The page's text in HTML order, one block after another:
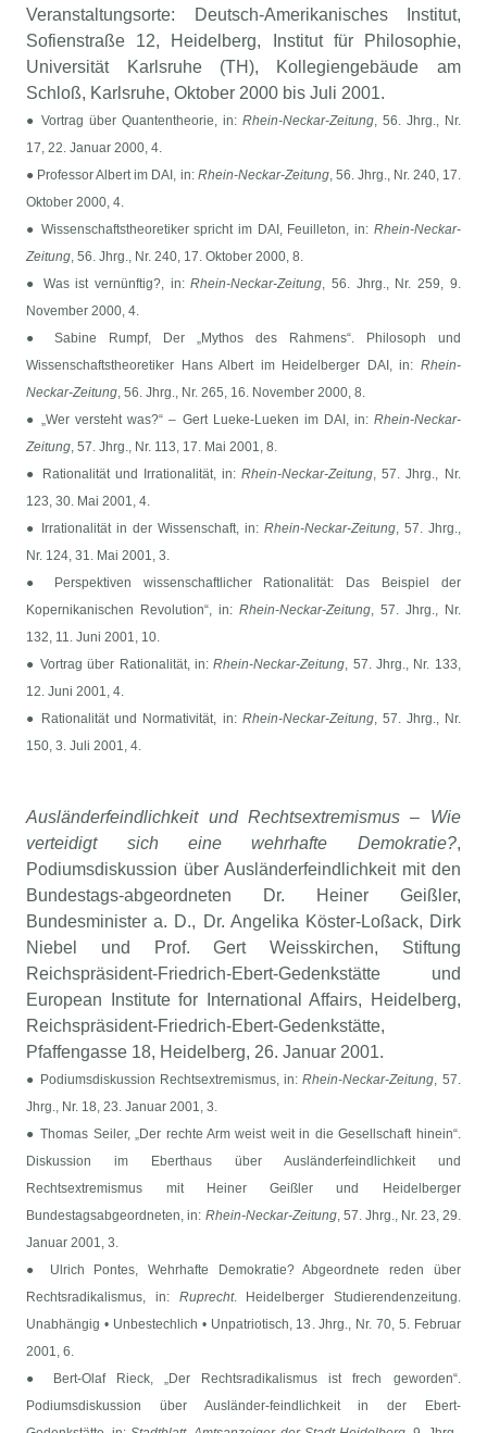
Veranstaltungsorte: Deutsch-Amerikanisches Institut,
Sofienstraße 12, Heidelberg, Institut für Philosophie,
Universität Karlsruhe (TH), Kollegiengebäude am
Schloß, Karlsruhe, Oktober 2000 bis Juli 2001.
● Vortrag über Quantentheorie, in: Rhein-Neckar-Zeitung, 56. Jhrg., Nr.
17, 22. Januar 2000, 4.
● Professor Albert im DAI, in: Rhein-Neckar-Zeitung, 56. Jhrg., Nr. 240, 17.
Oktober 2000, 4.
● Wissenschaftstheoretiker spricht im DAI, Feuilleton, in: Rhein-Neckar-
Zeitung, 56. Jhrg., Nr. 240, 17. Oktober 2000, 8.
● Was ist vernünftig?, in:Rhein-Neckar-Zeitung, 56. Jhrg., Nr. 259, 9.
November 2000, 4.
● Sabine Rumpf, Der „Mythos des Rahmens“. Philosoph und
Wissenschaftstheoretiker Hans Albert im Heidelberger DAI, in: Rhein-
Neckar-Zeitung, 56. Jhrg., Nr. 265, 16. November 2000, 8.
● „Wer versteht was?“ – Gert Lueke-Lueken im DAI, in: Rhein-Neckar-
Zeitung, 57. Jhrg., Nr. 113, 17. Mai 2001, 8.
● Rationalität und Irrationalität, in:Rhein-Neckar-Zeitung, 57. Jhrg., Nr.
123, 30. Mai 2001, 4.
● Irrationalität in der Wissenschaft, in: Rhein-Neckar-Zeitung, 57. Jhrg.,
Nr. 124, 31. Mai 2001, 3.
● Perspektiven wissenschaftlicher Rationalität: Das Beispiel der
Kopernikanischen Revolution“, in: Rhein-Neckar-Zeitung, 57. Jhrg., Nr.
132, 11. Juni 2001, 10.
● Vortrag über Rationalität, in:Rhein-Neckar-Zeitung, 57. Jhrg., Nr. 133,
12. Juni 2001, 4.
● Rationalität und Normativität, in: Rhein-Neckar-Zeitung, 57. Jhrg., Nr.
150, 3. Juli 2001, 4.
Ausländerfeindlichkeit und Rechtsextremismus – Wie
verteidigt sich eine wehrhafte Demokratie?,
Podiumsdiskussion über Ausländerfeindlichkeit mit den
Bundestags-abgeordneten Dr. Heiner Geißler,
Bundesminister a. D., Dr. Angelika Köster-Loßack, Dirk
Niebel und Prof. Gert Weisskirchen, Stiftung
Reichspräsident-Friedrich-Ebert-Gedenkstätte und
European Institute for International Affairs, Heidelberg,
Reichspräsident-Friedrich-Ebert-Gedenkstätte,
Pfaffengasse 18, Heidelberg, 26. Januar 2001.
● Podiumsdiskussion Rechtsextremismus, in:Rhein-Neckar-Zeitung, 57.
Jhrg., Nr. 18, 23. Januar 2001, 3.
● Thomas Seiler, „Der rechte Arm weist weit in die Gesellschaft hinein“.
Diskussion im Eberthaus über Ausländerfeindlichkeit und
Rechtsextremismus mit Heiner Geißler und Heidelberger
Bundestagsabgeordneten, in: Rhein-Neckar-Zeitung, 57. Jhrg., Nr. 23, 29.
Januar 2001, 3.
● Ulrich Pontes, Wehrhafte Demokratie? Abgeordnete reden über
Rechtsradikalismus, in: Ruprecht. Heidelberger Studierendenzeitung.
Unabhängig • Unbestechlich • Unpatriotisch, 13. Jhrg., Nr. 70, 5. Februar
2001, 6.
● Bert-Olaf Rieck, „Der Rechtsradikalismus ist frech geworden“.
Podiumsdiskussion über Ausländer-feindlichkeit in der Ebert-